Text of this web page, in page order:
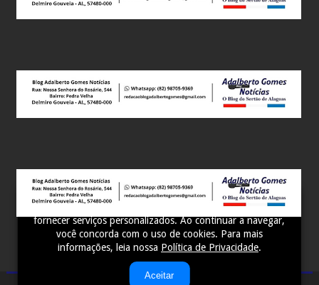
Este site utiliza cookies para melhorar sua experiência e
fornecer serviços personalizados. Ao continuar a navegar,
você concorda com o uso de cookies. Para mais
informações, leia nossa Política de Privacidade.
Aceitar